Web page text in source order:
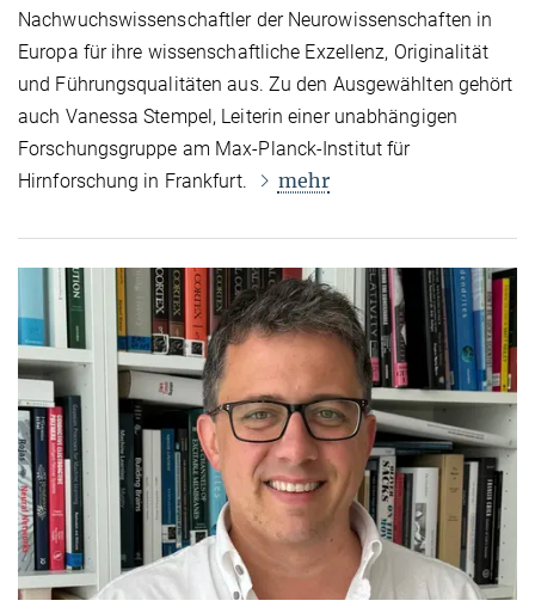
Nachwuchswissenschaftler der Neurowissenschaften in
Europa für ihre wissenschaftliche Exzellenz, Originalität
und Führungsqualitäten aus. Zu den Ausgewählten gehört
auch Vanessa Stempel, Leiterin einer unabhängigen
Forschungsgruppe am Max-Planck-Institut für
Hirnforschung in Frankfurt.
mehr